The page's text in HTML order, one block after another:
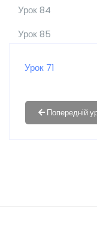
Урок 84
Урок 85
Урок 71